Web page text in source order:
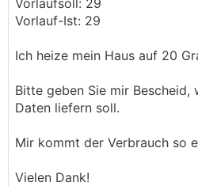
Vorlaufsoll: 29
Vorlauf-Ist: 29
Ich heize mein Haus auf 20
Bitte geben Sie mir Bescheid,
Daten liefern soll.
Mir kommt der Verbrauch so
Vielen Dank!